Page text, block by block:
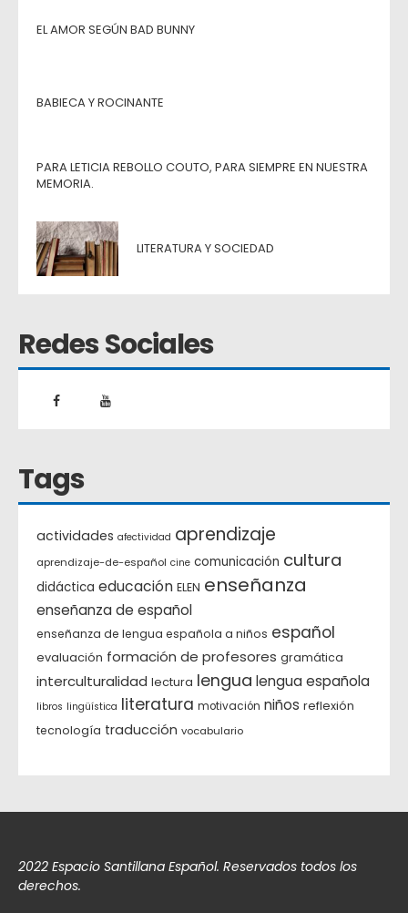
EL AMOR SEGÚN BAD BUNNY
BABIECA Y ROCINANTE
PARA LETICIA REBOLLO COUTO, PARA SIEMPRE EN NUESTRA
MEMORIA.
LITERATURA Y SOCIEDAD
Redes Sociales
Tags
actividades afectividad aprendizaje
aprendizaje-de-español cine comunicación cultura
didáctica educación ELEN enseñanza
enseñanza de español
enseñanza de lengua española a niños español
evaluación formación de profesores gramática
interculturalidad lectura lengua lengua española
libros lingüística literatura motivación niños reflexión
tecnología traducción vocabulario
2022 Espacio Santillana Español. Reservados todos los
derechos.